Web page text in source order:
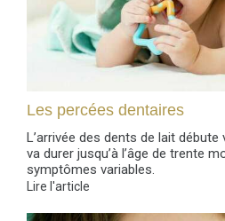
Les percées dentaires
L’arrivée des dents de lait débute
va durer jusqu’à l’âge de trente
symptômes variables.
Lire l'article